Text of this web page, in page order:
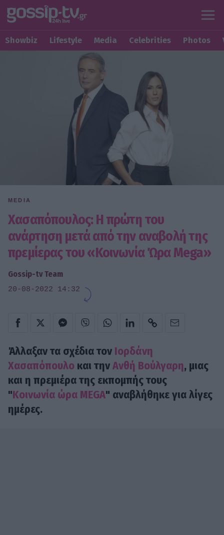
Showbiz Lifestyle Media Celebrities Photos
MEDIA
Χασαπόπουλος: Η πρώτη του
ανάρτηση μετά από την αναβολή της
πρεμίερας του «Κοινωνία Ώρα Mega»
Gossip-tv Team
20-08-2022 14:32
Άλλαξαν τα σχέδια τον Ιορδάνη
Χασαπόπουλο και τηνΑνθή Βούλγαρη, μιας
και η πρεμιέρα της εκπομπής τους
"Κοινωνία ώρα MEGA" αναβλήθηκε για λίγες
ημέρες.